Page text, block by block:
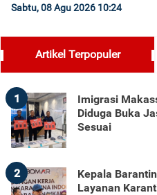
Sabtu, 08 Agu 2026 10:24
Artikel Terpopuler
1
Imigrasi
Diduga Buka
Sesuai
2
Kepala
Layanan